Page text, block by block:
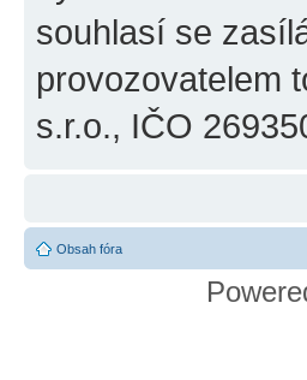
souhlasí se
provozovatelem
s.r.o., IČO
Obsah fóra